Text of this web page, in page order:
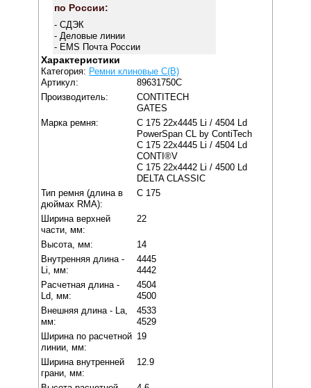
по России:
- СДЭК
- Деловые линии
- EMS Почта России
Характеристики
Категория: Ремни клиновые C(В)
Артикул:
89631750C
Производитель:
CONTITECH
GATES
Марка ремня:
C 175 22x4445 Li / 4504 Ld
PowerSpan CL by ContiTech
C 175 22x4445 Li / 4504 Ld
CONTI®V
C 175 22x4442 Li / 4500 Ld
DELTA CLASSIC
Тип ремня (длина в
дюймах RMA):
C 175
Ширина верхней
части, мм:
22
Высота, мм:
14
Внутренняя длина -
Li, мм:
4445
4442
Расчетная длина -
Ld, мм:
4504
4500
Внешняя длина - La,
мм:
4533
4529
Ширина по расчетной
линии, мм:
19
Ширина внутренней
грани, мм:
12.9